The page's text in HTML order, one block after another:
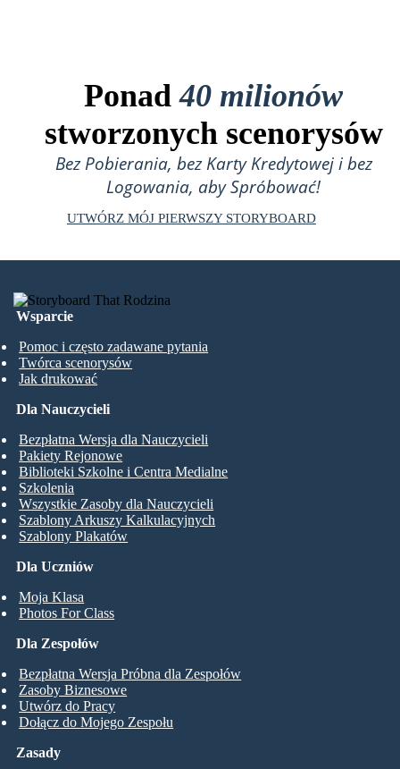
Ponad40 milionów
stworzonych scenorysów
Bez Pobierania, bez Karty Kredytowej i bez
Logowania, aby Spróbować!
UTWÓRZ MÓJ PIERWSZY STORYBOARD
Wsparcie
Pomoc i często zadawane pytania
Twórca scenorysów
Jak drukować
Dla Uczniów
Moja Klasa
Photos For Class
Dla Nauczycieli
Bezpłatna Wersja dla Nauczycieli
Pakiety Rejonowe
Biblioteki Szkolne i Centra Medialne
Szkolenia
Wszystkie Zasoby dla Nauczycieli
Szablony Arkuszy Kalkulacyjnych
Szablony Plakatów
Dla Zespołów
Bezpłatna Wersja Próbna dla Zespołów
Zasoby Biznesowe
Utwórz do Pracy
Dołącz do Mojego Zespołu
Zasady